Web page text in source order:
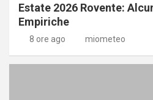
Estate 2026 Rovente:
Empiriche
8 ore ago miometeo